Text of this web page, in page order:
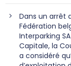
Dans un arrêt
Fédération
Interparking
Capitale, la
a considéré